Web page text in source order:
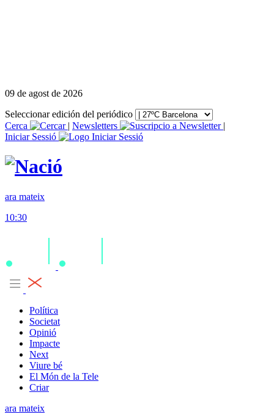
09 de agost de 2026
Seleccionar edición del periódico
Cerca
| Newsletters
|
Iniciar Sessió
ara mateix
10:30
Política
Societat
Opinió
Impacte
Next
Viure bé
El Món de la Tele
Criar
ara mateix